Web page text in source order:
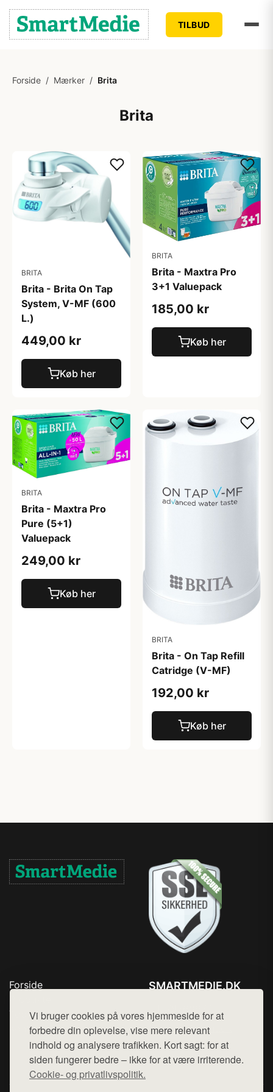
Vi bruger cookies på vores hjemmeside for at
forbedre din oplevelse, vise mere relevant
indhold og analysere trafikken. Kort sagt: for at
siden fungerer bedre – ikke for at være irriterende.
Cookie- og privatlivspolitik.
TILBUD
Forside / Mærker / Brita
Brita
BRITA
Brita - Brita On Tap
System, V-MF (600
L.)
449,00 kr
Køb her
BRITA
Brita - Maxtra Pro
3+1 Valuepack
185,00 kr
Køb her
BRITA
Brita - Maxtra Pro
Pure (5+1)
Valuepack
249,00 kr
Køb her
BRITA
Brita - On Tap Refill
Catridge (V-MF)
192,00 kr
Køb her
Forside
Top Rabatter
Kontakt
SMARTMEDIE.DK
Mail: hej@want.dk
Cookie- og privatlivspolitik